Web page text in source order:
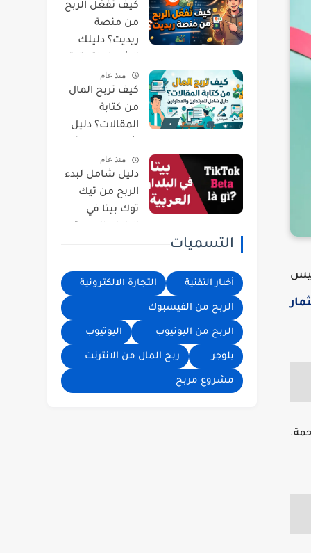
كيف تُفعّل الربح
من منصة
ريديت؟ دليلك
دخل مستدام
منذ عام
كيف تربح المال
من كتابة
المقالات؟ دليل
والمحترفين
منذ عام
دليل شامل لبدء
الربح من تيك
توك بيتا في
التسميات
أخبار التقنية التجارة الالكترونية
الربح من الفيسبوك
الربح من اليوتيوب اليوتيوب
بلوجر ربح المال من الانترنت
مشروع مربح